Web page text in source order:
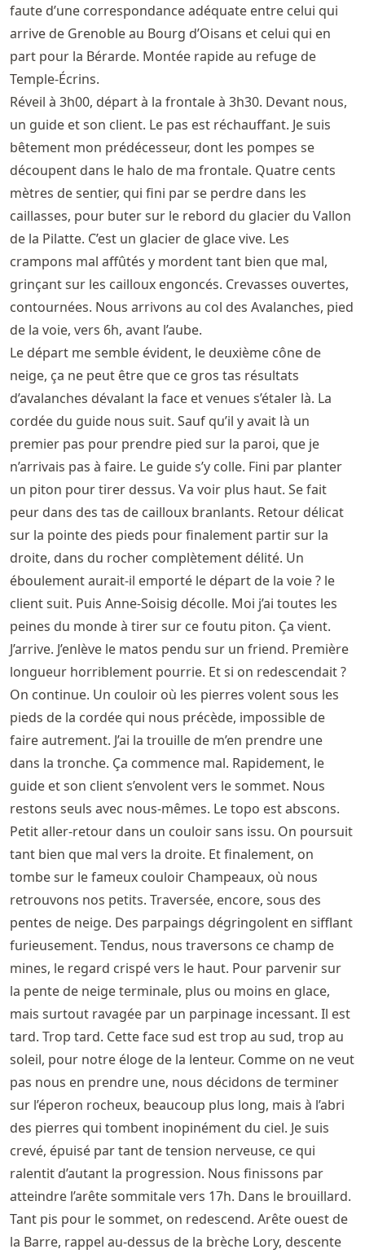
faute d’une correspondance adéquate entre celui qui
arrive de Grenoble au Bourg d’Oisans et celui qui en
part pour la Bérarde. Montée rapide au refuge de
Temple-Écrins.
Réveil à 3h00, départ à la frontale à 3h30. Devant nous,
un guide et son client. Le pas est réchauffant. Je suis
bêtement mon prédécesseur, dont les pompes se
découpent dans le halo de ma frontale. Quatre cents
mètres de sentier, qui fini par se perdre dans les
caillasses, pour buter sur le rebord du glacier du Vallon
de la Pilatte. C’est un glacier de glace vive. Les
crampons mal affûtés y mordent tant bien que mal,
grinçant sur les cailloux engoncés. Crevasses ouvertes,
contournées. Nous arrivons au col des Avalanches, pied
de la voie, vers 6h, avant l’aube.
Le départ me semble évident, le deuxième cône de
neige, ça ne peut être que ce gros tas résultats
d’avalanches dévalant la face et venues s’étaler là. La
cordée du guide nous suit. Sauf qu’il y avait là un
premier pas pour prendre pied sur la paroi, que je
n’arrivais pas à faire. Le guide s’y colle. Fini par planter
un piton pour tirer dessus. Va voir plus haut. Se fait
peur dans des tas de cailloux branlants. Retour délicat
sur la pointe des pieds pour finalement partir sur la
droite, dans du rocher complètement délité. Un
éboulement aurait-il emporté le départ de la voie ? le
client suit. Puis Anne-Soisig décolle. Moi j’ai toutes les
peines du monde à tirer sur ce foutu piton. Ça vient.
J’arrive. J’enlève le matos pendu sur un friend. Première
longueur horriblement pourrie. Et si on redescendait ?
On continue. Un couloir où les pierres volent sous les
pieds de la cordée qui nous précède, impossible de
faire autrement. J’ai la trouille de m’en prendre une
dans la tronche. Ça commence mal. Rapidement, le
guide et son client s’envolent vers le sommet. Nous
restons seuls avec nous-mêmes. Le topo est abscons.
Petit aller-retour dans un couloir sans issu. On poursuit
tant bien que mal vers la droite. Et finalement, on
tombe sur le fameux couloir Champeaux, où nous
retrouvons nos petits. Traversée, encore, sous des
pentes de neige. Des parpaings dégringolent en sifflant
furieusement. Tendus, nous traversons ce champ de
mines, le regard crispé vers le haut. Pour parvenir sur
la pente de neige terminale, plus ou moins en glace,
mais surtout ravagée par un parpinage incessant. Il est
tard. Trop tard. Cette face sud est trop au sud, trop au
soleil, pour notre éloge de la lenteur. Comme on ne veut
pas nous en prendre une, nous décidons de terminer
sur l’éperon rocheux, beaucoup plus long, mais à l’abri
des pierres qui tombent inopinément du ciel. Je suis
crevé, épuisé par tant de tension nerveuse, ce qui
ralentit d’autant la progression. Nous finissons par
atteindre l’arête sommitale vers 17h. Dans le brouillard.
Tant pis pour le sommet, on redescend. Arête ouest de
la Barre, rappel au-dessus de la brèche Lory, descente